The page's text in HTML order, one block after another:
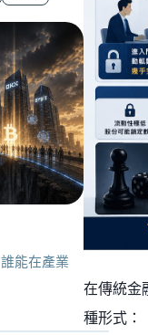
能在產業
在傳統金
種形式：